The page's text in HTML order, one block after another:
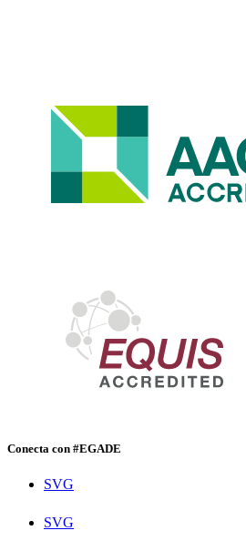
Conecta con #EGADE
SVG
SVG